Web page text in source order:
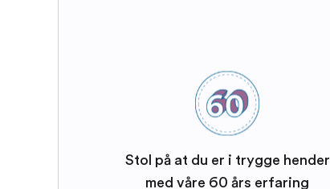
Stol på at du er i trygge hender
med våre 60 års erfaring